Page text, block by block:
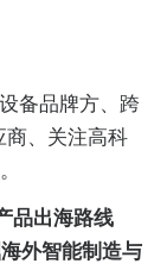
备品牌方、跨
商、关注高科
品出海路线
外智能制造与